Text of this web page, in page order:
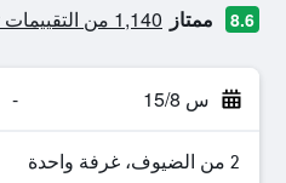
8.6 ممتاز 1,140 من التقييمات تم التحقق منها
س 15/8 -
2 من الضيوف، غرفة واحدة